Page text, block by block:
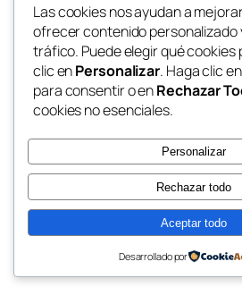
Twenty Twenty-Five
Las cookies nos ayudan a
ofrecer contenido personalizado
tráfico. Puede elegir qué cookies
clic enPersonalizar. Haga clic en
para consentir o enRechazar
cookies no esenciales.
Personalizar
Rechazar todo
Aceptar todo
Desarrollado por